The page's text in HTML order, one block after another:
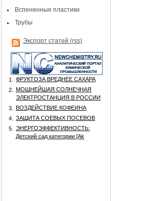
Вспененные пластики
Трубы
Экспорт статей (rss)
1.
ФРУКТОЗА ВРЕДНЕЕ САХАРА
2.
МОЩНЕЙШАЯ СОЛНЕЧНАЯ
ЭЛЕКТРОСТАНЦИЯ В РОССИИ
3.
ВОЗДЕЙСТВИЕ КОФЕИНА
4.
ЗАЩИТА СОЕВЫХ ПОСЕВОВ
5.
ЭНЕРГОЭФФЕКТИВНОСТЬ:
Детский сад категории [Аk